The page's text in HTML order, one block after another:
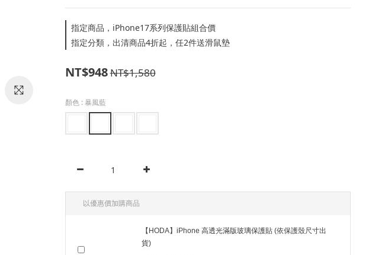
指定商品，iPhone17系列保護貼組合價
指定分類，出清商品4折起，任2件送滑鼠墊
NT$948NT$1,580
顏色 : 暴風藍
以優惠價加購商品
【HODA】iPhone 高透光滿版玻璃保護貼 (依保護殼尺寸出
貨)